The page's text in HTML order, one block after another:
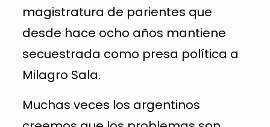
magistratura de parientes que
desde hace ocho años mantiene
secuestrada como presa política a
Milagro Sala.
Muchas veces los argentinos